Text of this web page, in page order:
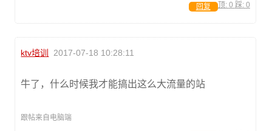
顶: 0 踩: 0
回复
ktv培训 2017-07-18 10:28:11
牛了，什么时候我才能搞出这么大流量的站
跟帖来自电脑端